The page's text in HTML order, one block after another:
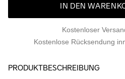
IN DEN
Kostenloser
Kostenlose Rücksendung
PRODUKTBESCHREIBUNG